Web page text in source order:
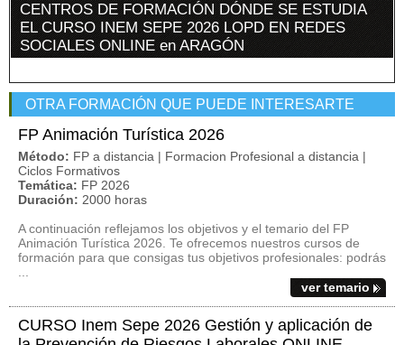
CENTROS DE FORMACIÓN DÓNDE SE ESTUDIA
EL CURSO INEM SEPE 2026 LOPD EN REDES
SOCIALES ONLINE en ARAGÓN
OTRA FORMACIÓN QUE PUEDE INTERESARTE
FP Animación Turística 2026
Método: FP a distancia | Formacion Profesional a distancia |
Ciclos Formativos
Temática: FP 2026
Duración: 2000 horas
A continuación reflejamos los objetivos y el temario del FP
Animación Turística 2026. Te ofrecemos nuestros cursos de
formación para que consigas tus objetivos profesionales: podrás
ver temario
CURSO Inem Sepe 2026 Gestión y aplicación de